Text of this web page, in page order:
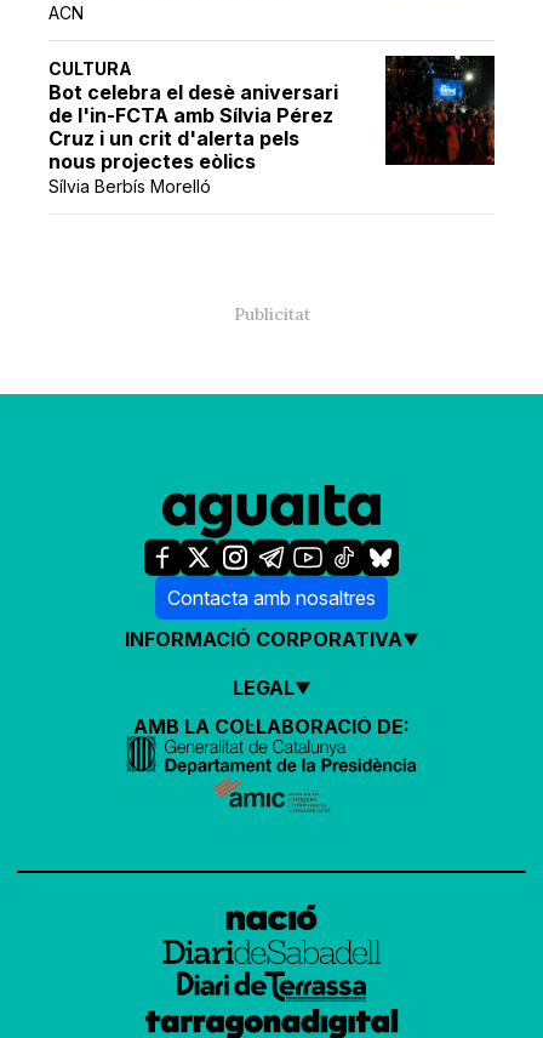
ACN
CULTURA
Bot celebra el desè aniversari
de l'in-FCTA amb Sílvia Pérez
Cruz i un crit d'alerta pels
nous projectes eòlics
Sílvia Berbís Morelló
Contacta amb nosaltres
INFORMACIÓ CORPORATIVA
LEGAL
AMB LA COL·LABORACIÓ DE: